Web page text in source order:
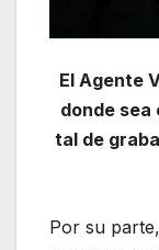
El Agente
donde sea
tal de
Por su